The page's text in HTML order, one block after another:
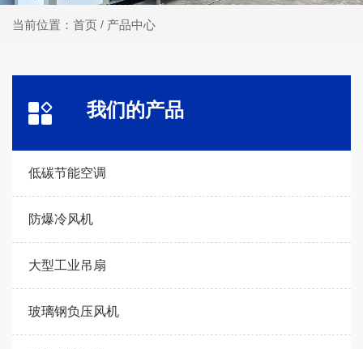
当前位置：首页 / 产品中心
我们的产品
低碳节能空调
防爆冷风机
大型工业吊扇
玻璃钢负压风机